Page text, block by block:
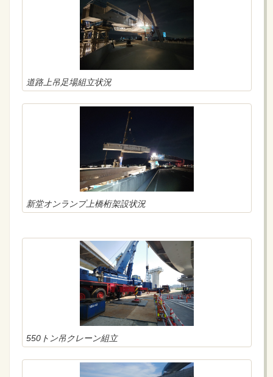
道路上吊足場組立状況
新堂オンランプ上橋桁架設状況
550トン吊クレーン組立